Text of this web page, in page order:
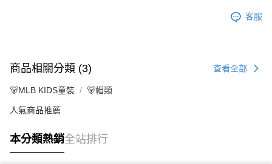
客服
商品相關分類 (3) 查看全部
🐻MLB KIDS童裝 🐻帽類
人氣商品推薦
本分類熱銷全站排行